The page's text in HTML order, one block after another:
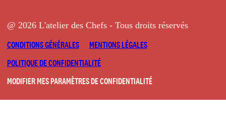
@ 2026 L'atelier des Chefs - Tous droits réservés
CONDITIONS GÉNÉRALES
MENTIONS LÉGALES
POLITIQUE DE CONFIDENTIALITÉ
MODIFIER MES PARAMÈTRES DE CONFIDENTIALITÉ